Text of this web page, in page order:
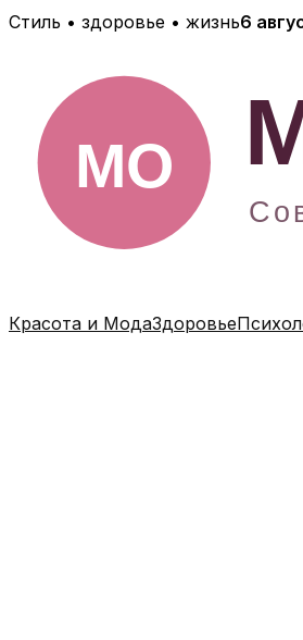
Перейти
содержимому
Стиль • здоровье • жизнь6
Красота и МодаЗдоровье